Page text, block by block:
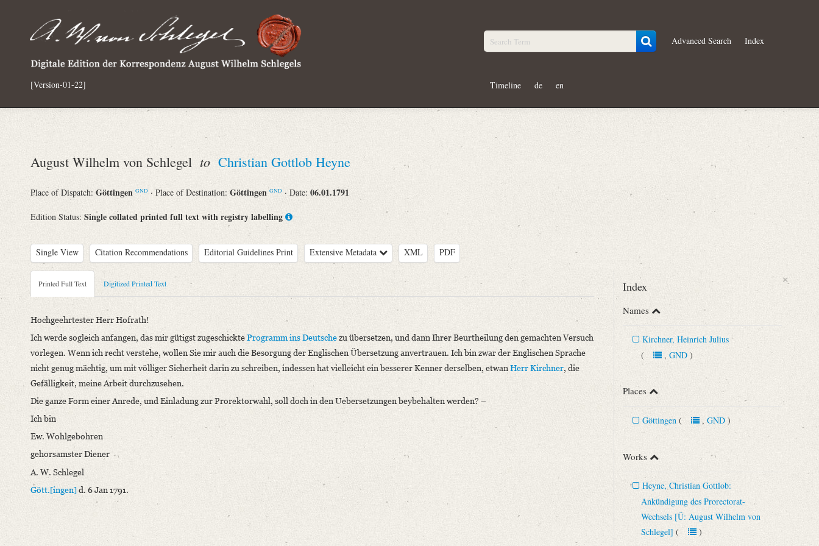
[Version-01-22]
Advanced Search Index
Timeline de en
August Wilhelm von Schlegel to Christian Gottlob Heyne
Place of Dispatch: Göttingen GND · Place of Destination: GöttingenGND · Date: 06.01.1791
Edition Status: Single collated printed full text with registry labelling
Single View Citation Recommendations Editorial Guidelines Print Extensive Metadata XML PDF
Metadata Concerning Header
Sender: August Wilhelm von Schlegel
Recipient: Christian Gottlob Heyne
Place of Dispatch: Göttingen
Place of Destination: Göttingen GND
Date: 06.01.1791
Notations: Empfangsort erschlossen.
Printed Text
Provider: Dresden, Sächsische Landesbibliothek - Staats- und Universitätsbibliothek
OAI Id: 335976727
Bibliography: Krisenjahre der Frühromantik. Briefe aus dem Schlegelkreis. Hg. v. Josef Körner. Bd. 1. Der Texte erste Hälfte. 1791‒1808. Bern u.a. ²1969, S. 1.
Incipit: „Hochgeehrtester Herr Hofrath!
Ich werde sogleich anfangen, das mir gütigst zugeschickte Programm ins Deutsche zu übersetzen, und dann Ihrer Beurtheilung den gemachten [...]“
Language
German
Printed Full Text Digitized Printed Text
Hochgeehrtester Herr Hofrath!
Ich werde sogleich anfangen, das mir gütigst zugeschickteProgramm ins Deutschezu übersetzen, und dann Ihrer Beurtheilung den gemachten Versuch
vorlegen. Wenn ich recht verstehe, wollen Sie mir auch die Besorgung der Englischen Übersetzung anvertrauen. Ich bin zwar der Englischen Sprache
nicht genug mächtig, um mit völliger Sicherheit darin zu schreiben, indessen hat vielleicht ein besserer Kenner derselben, etwanHerr Kirchner, die
Gefälligkeit, meine Arbeit durchzusehen.
Die ganze Form einer Anrede, und Einladung zur Prorektorwahl, soll doch in den Uebersetzungen beybehalten werden? –
Ich bin
Ew. Wohlgebohren
gehorsamster Diener
A. W. Schlegel
Gött.[ingen]d. 6 Jan 1791.
×
Index
Names
Kirchner, Heinrich Julius
(, GND)
Places
Göttingen (, GND)
Works
Heyne, Christian Gottlob:
Ankündigung des Prorectorat-
Wechsels [Ü: August Wilhelm von
Schlegel] ()